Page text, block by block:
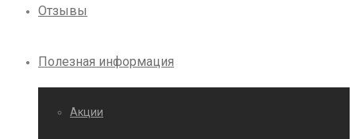
Отзывы
Полезная информация
Акции